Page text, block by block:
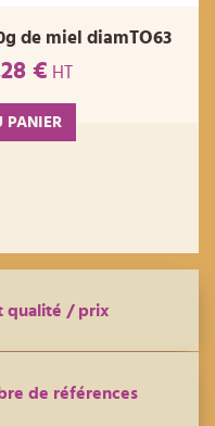
de miel diamTO63
€ HT
PANIER
qualité / prix
de références